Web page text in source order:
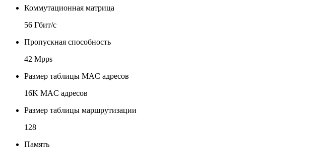
Коммутационная матрица
56 Гбит/с
Пропускная способность
42 Mpps
Размер таблицы MAC адресов
16K MAC адресов
Размер таблицы маршрутизации
128
Память